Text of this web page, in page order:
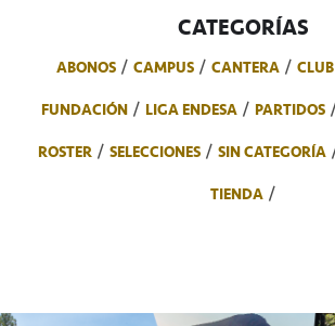
CATEGORÍAS
ABONOS CAMPUS CANTERA CLUB
FUNDACIÓN
LIGA ENDESA PARTIDOS
ROSTER
SELECCIONES SIN CATEGORÍA
TIENDA